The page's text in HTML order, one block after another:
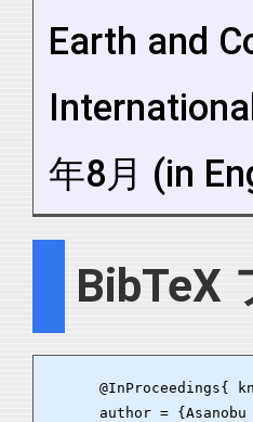
Earth and
年8月 (in
BibTeX
@InProceedings{
author =